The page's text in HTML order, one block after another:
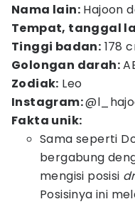
Nama lain: Hajoon
Tempat, tanggal
Tinggi badan: 178
Golongan darah:
Zodiak: Leo
Instagram:
Fakta unik:
Sama seperti
bergabung
mengisi posisi
Posisinya ini